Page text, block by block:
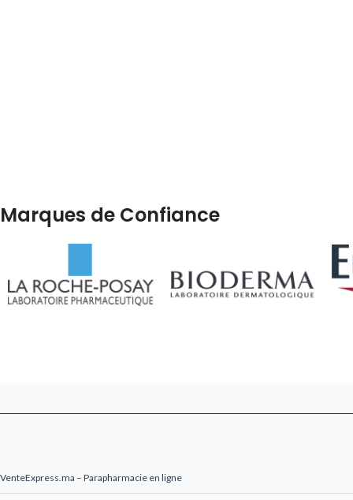
Marques de Confiance
VenteExpress.ma – Parapharmacie en ligne